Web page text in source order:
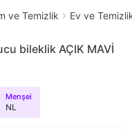
ve Temizlik Ev ve
bileklik AÇIK MAVİ
Menşei
NL